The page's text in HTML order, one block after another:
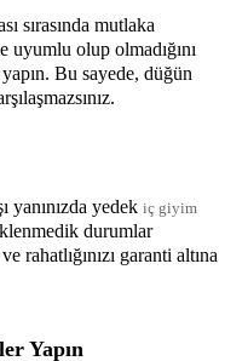
sırasında mutlaka
olup olmadığını
Bu sayede, düğün
yanınızda yedek iç giyim
durumlar
rahatlığınızı garanti altına
Yapın